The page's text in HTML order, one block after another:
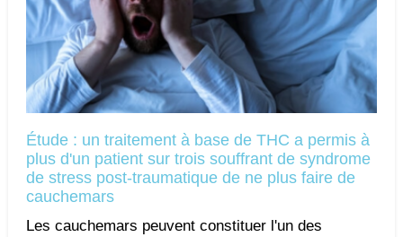
Étude : un traitement à base de THC a permis à
plus d'un patient sur trois souffrant de syndrome
de stress post-traumatique de ne plus faire de
cauchemars
Les cauchemars peuvent constituer l'un des